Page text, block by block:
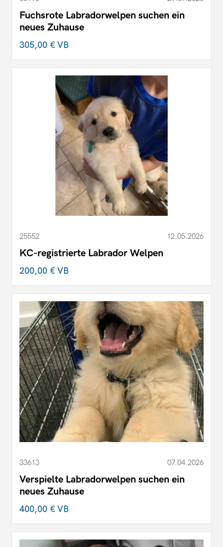
Fuchsrote Labradorwelpen suchen ein
neues Zuhause
305,00 €VB
25552 12.05.2026
KC-registrierte Labrador Welpen
200,00 €VB
33613 07.04.2026
Verspielte Labradorwelpen suchen ein
neues Zuhause
400,00 €VB